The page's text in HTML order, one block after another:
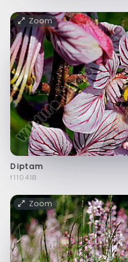
Zoom
Diptam
f110418
Zoom